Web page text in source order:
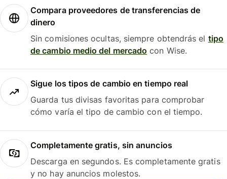
Compara proveedores de transferencias de
dinero
Sin comisiones ocultas, siempre obtendrás el tipo
de cambio medio del mercado con Wise.
Sigue los tipos de cambio en tiempo real
Guarda tus divisas favoritas para comprobar
cómo varía el tipo de cambio con el tiempo.
Completamente gratis, sin anuncios
Descarga en segundos. Es completamente gratis
y no hay anuncios molestos.